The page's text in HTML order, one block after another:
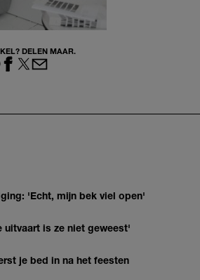
DELEN MAAR.
'Echt, mijn bek viel open'
uitvaart is ze niet geweest'
je bed in na het feesten